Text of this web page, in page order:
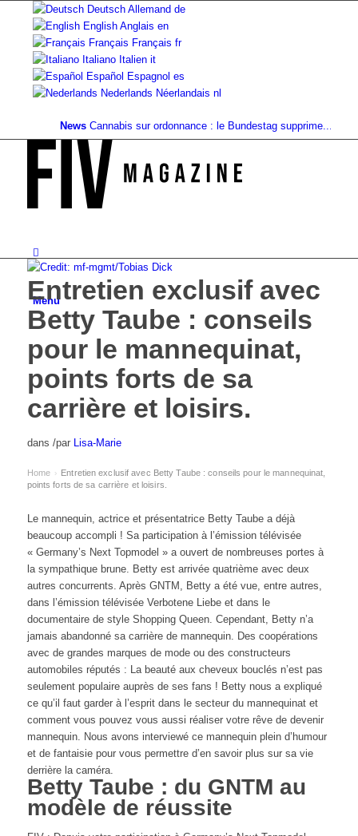
Deutsch Allemand de
English Anglais en
Français Français fr
Italiano Italien it
Español Espagnol es
Nederlands Néerlandais nl
Cannabis sur ordonnance : le Bundestag supprime...Valeur
Menu
Entretien exclusif avec
Betty Taube : conseils
pour le mannequinat,
points forts de sa
carrière et loisirs.
dans /par Lisa-Marie
Home › Entretien exclusif avec Betty Taube : conseils pour le mannequinat,
points forts de sa carrière et loisirs.
Le mannequin, actrice et présentatrice Betty Taube a déjà
beaucoup accompli ! Sa participation à l’émission télévisée
« Germany’s Next Topmodel » a ouvert de nombreuses portes à
la sympathique brune. Betty est arrivée quatrième avec deux
autres concurrents. Après GNTM, Betty a été vue, entre autres,
dans l’émission télévisée Verbotene Liebe et dans le
documentaire de style Shopping Queen. Cependant, Betty n’a
jamais abandonné sa carrière de mannequin. Des coopérations
avec de grandes marques de mode ou des constructeurs
automobiles réputés : La beauté aux cheveux bouclés n’est pas
seulement populaire auprès de ses fans ! Betty nous a expliqué
ce qu’il faut garder à l’esprit dans le secteur du mannequinat et
comment vous pouvez vous aussi réaliser votre rêve de devenir
mannequin. Nous avons interviewé ce mannequin plein d’humour
et de fantaisie pour vous permettre d’en savoir plus sur sa vie
derrière la caméra.
Betty Taube : du GNTM au
modèle de réussite